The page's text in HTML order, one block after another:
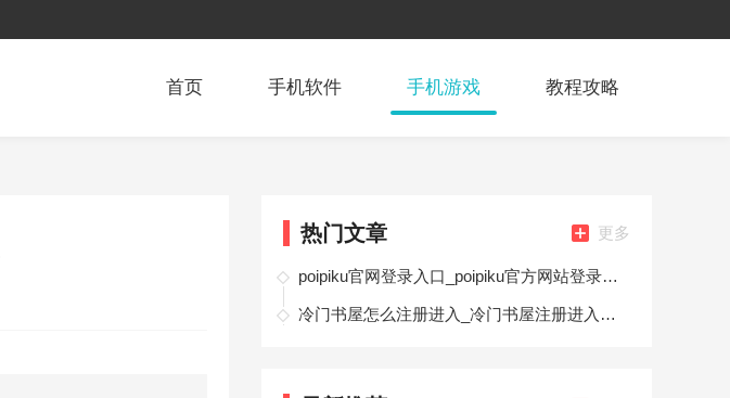
首页 手机软件 手机游戏 教程攻略
热门文章 更多
poipiku官网登录入口_poipiku官方网站登录地址首页
冷门书屋怎么注册进入_冷门书屋注册进入教程